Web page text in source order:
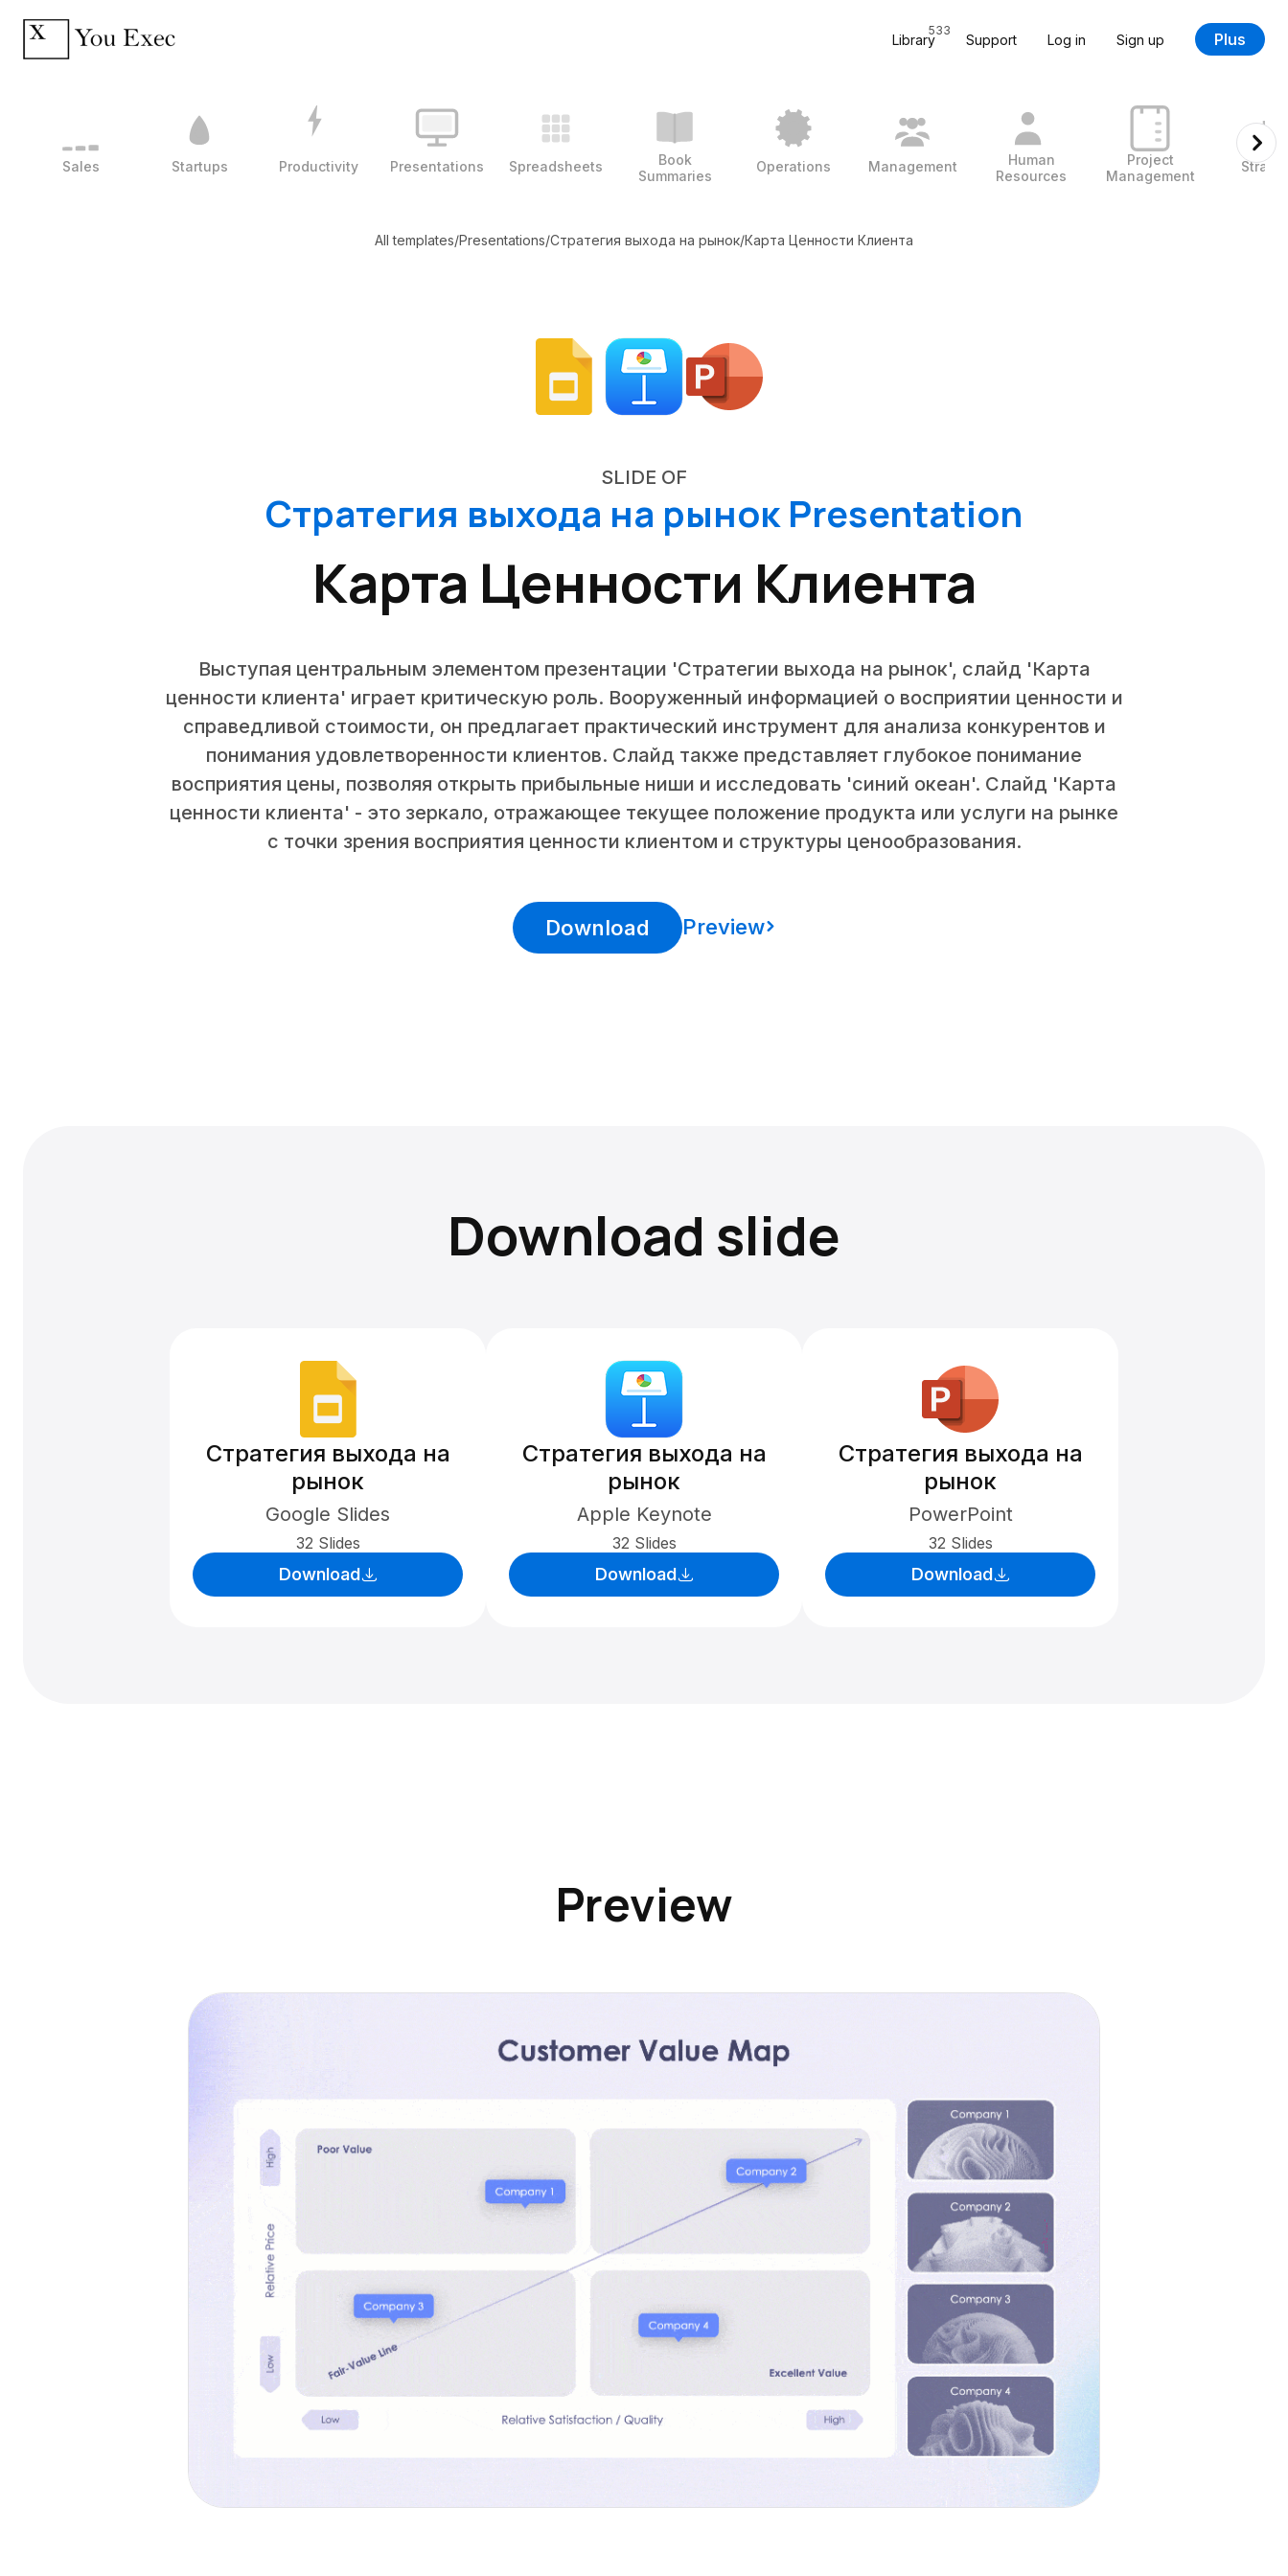
Library
533
Support Log in Sign up Plus
Sales Startups Productivity Presentations Spreadsheets
Book
Summaries
Operations Management
Human
Resources
Project
Management
All templates/Presentations/Стратегия выхода на рынок/Карта Ценности Клиента
SLIDE OF
Стратегия выхода на рынок Presentation
Карта Ценности Клиента
Выступая центральным элементом презентации 'Стратегии выхода на рынок', слайд 'Карта
ценности клиента' играет критическую роль. Вооруженный информацией о восприятии ценности и
справедливой стоимости, он предлагает практический инструмент для анализа конкурентов и
понимания удовлетворенности клиентов. Слайд также представляет глубокое понимание
восприятия цены, позволяя открыть прибыльные ниши и исследовать 'синий океан'. Слайд 'Карта
ценности клиента' - это зеркало, отражающее текущее положение продукта или услуги на рынке
с точки зрения восприятия ценности клиентом и структуры ценообразования.
Download Preview
Download slide
Стратегия выхода на
рынок
Google Slides
32 Slides
Download
Стратегия выхода на
рынок
Apple Keynote
32 Slides
Download
Стратегия выхода на
рынок
PowerPoint
32 Slides
Download
Preview